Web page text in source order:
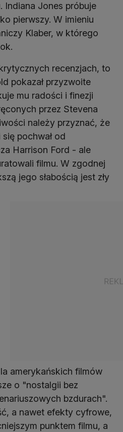
Indiana Jones próbuje
pierwszy. W imieniu
Klaber, w którego
recenzjach, to
pokazał przyzwoite
mu radości i finezji
przez Stevena
należy przyznać, że
pochwał od
Harrison Ford - ale
filmu. W zgodnej
jego słabością jest zły
amerykańskich filmów
o "nostalgii bez
bzdurach".
a nawet efekty cyfrowe,
punktem filmu, a